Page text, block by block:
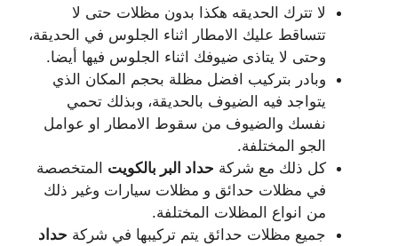
لا تترك الحديقه هكذا بدون مظلات حتى لا
تتساقط عليك الامطار اثناء الجلوس في الحديقة،
وحتى لا يتاذى ضيوفك اثناء الجلوس فيها أيضا.
وبادر بتركيب افضل مظلة بحجم المكان الذي
يتواجد فيه الضيوف بالحديقة، وبذلك تحمي
نفسك والضيوف من سقوط الامطار او عوامل
الجو المختلفة.
كل ذلك مع شركة حداد البر بالكويت المتخصصة
في مظلات حدائق و مظلات سيارات وغير ذلك
من انواع المظلات المختلفة.
جميع مظلات حدائق يتم تركيبها في شركة حداد